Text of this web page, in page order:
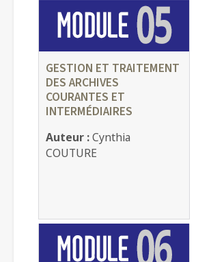
GESTION ET TRAITEMENT
DES ARCHIVES
COURANTES ET
INTERMÉDIAIRES
Auteur :Cynthia
COUTURE